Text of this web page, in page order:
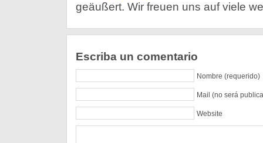
geäußert. Wir freuen uns auf viele
Escriba un comentario
Nombre (requerido)
Mail (no será
Website